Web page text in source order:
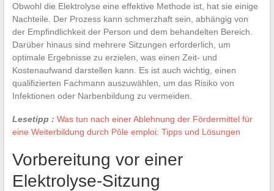
Obwohl die Elektrolyse eine effektive Methode ist, hat sie einige
Nachteile. Der Prozess kann schmerzhaft sein, abhängig von
der Empfindlichkeit der Person und dem behandelten Bereich.
Darüber hinaus sind mehrere Sitzungen erforderlich, um
optimale Ergebnisse zu erzielen, was einen Zeit- und
Kostenaufwand darstellen kann. Es ist auch wichtig, einen
qualifizierten Fachmann auszuwählen, um das Risiko von
Infektionen oder Narbenbildung zu vermeiden.
Lesetipp : Was tun nach einer Ablehnung der Fördermittel für
eine Weiterbildung durch Pôle emploi: Tipps und Lösungen
Vorbereitung vor einer
Elektrolyse-Sitzung